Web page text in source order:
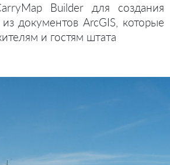
Builder для создания
документов ArcGIS, которые
и гостям штата